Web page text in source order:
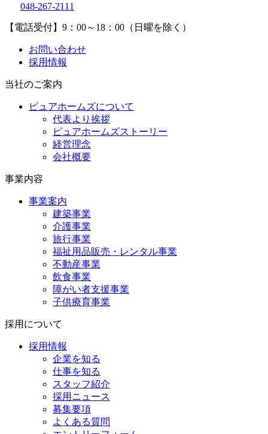
048-267-2111
【電話受付】9：00～18：00（日曜を除く）
お問い合わせ
採用情報
当社のご案内
ピュアホームズについて
代表より挨拶
ピュアホームズストーリー
経営理念
会社概要
事業内容
事業案内
建築事業
介護事業
旅行事業
福祉用品販売・レンタル事業
不動産事業
飲食事業
障がい者支援事業
子供療育事業
採用について
採用情報
企業を知る
仕事を知る
スタッフ紹介
採用ニュース
募集要項
よくある質問